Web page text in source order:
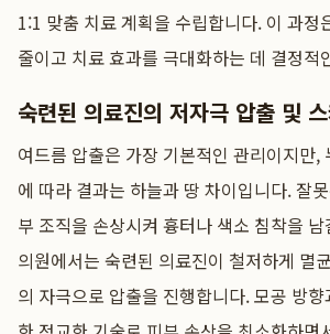
1:1 맞춤 치료 계획을 수립합니다. 이 과정
줄이고 치료 효과를 극대화하는 데 결정적
숙련된 의료진의 저자극 압출 및
여드름 압출은 가장 기본적인 관리이지만,
에 따라 결과는 하늘과 땅 차이입니다. 잘
부 조직을 손상시켜 흉터나 색소 침착을
의원에서는 숙련된 의료진이 철저하게 멸
의 자극으로 압출을 진행합니다. 모공 방